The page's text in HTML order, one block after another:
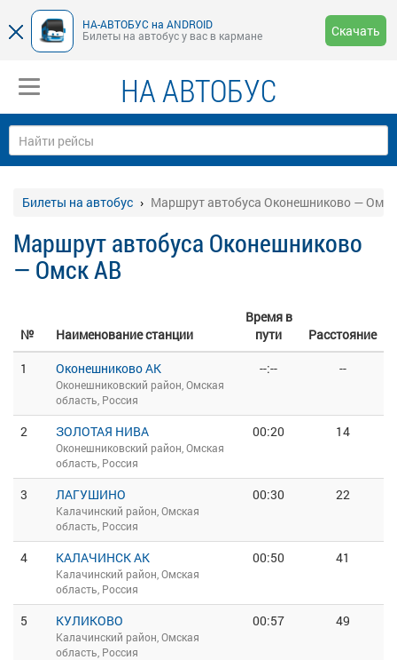
НА-АВТОБУС на ANDROID
Билеты на автобус у вас в кармане
Скачать
НА АВТОБУС
Билеты на автобус Маршрут автобуса Оконешниково —
Маршрут автобуса Оконешниково
— Омск АВ
№ Наименование станции
Время в
пути
Расстояние
1
Оконешниково АК
Оконешниковский район, Омская
область, Россия
--:-- --
2 ЗОЛОТАЯ НИВА
Оконешниковский район, Омская
область, Россия
00:20 14
3 ЛАГУШИНО
Калачинский район, Омская
область, Россия
00:30 22
4 КАЛАЧИНСК АК
Калачинский район, Омская
область, Россия
00:50 41
5 КУЛИКОВО
Калачинский район, Омская
область, Россия
00:57 49